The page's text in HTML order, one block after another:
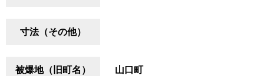
寸法（その他）
被爆地（旧町名） 山口町